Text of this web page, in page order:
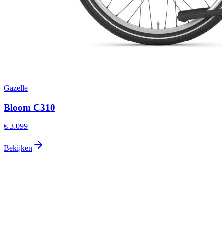
Gazelle
Bloom C310
€ 3.099
Bekijken